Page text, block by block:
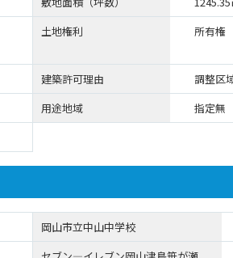
土地権利 所有権
建築許可理由
調整区
用途地域
指定無
岡山市立中山中学校